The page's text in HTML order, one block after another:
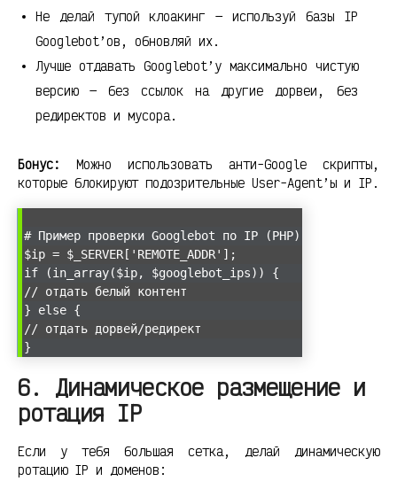
Не делай тупой клоакинг — используй базы IP
Googlebot’ов, обновляй их.
Лучше отдавать Googlebot’у максимально чистую
версию — без ссылок на другие дорвеи, без
редиректов и мусора.
Бонус:
Можно использовать анти-Google скрипты,
которые блокируют подозрительные User-Agent’ы и IP.
# Пример проверки Googlebot по IP (PHP)
$ip = $_SERVER['REMOTE_ADDR'];
if (in_array($ip, $googlebot_ips)) {
// отдать белый контент
} else {
// отдать дорвей/редирект
}
6. Динамическое размещение и
ротация IP
Если у тебя большая сетка, делай динамическую
ротацию IP и доменов: